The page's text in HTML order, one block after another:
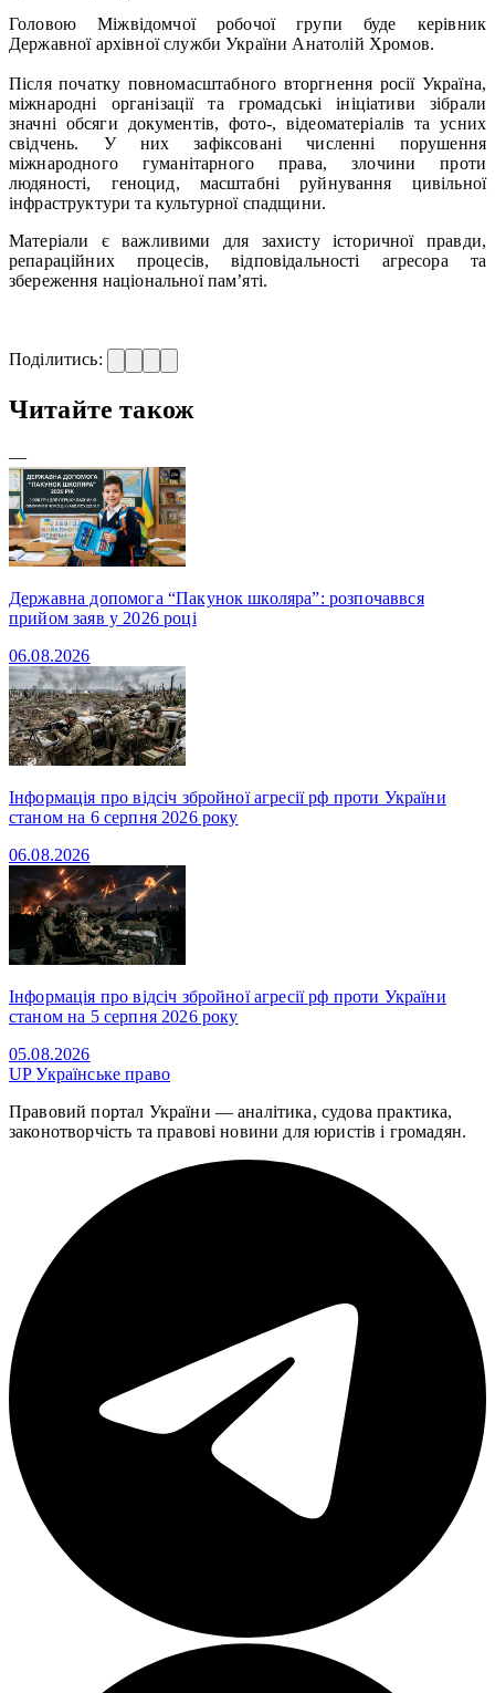
Головою Міжвідомчої робочої групи буде керівник
Державної архівної служби України Анатолій Хромов.
Після початку повномасштабного вторгнення росії Україна,
міжнародні організації та громадські ініціативи зібрали
значні обсяги документів, фото-, відеоматеріалів та усних
свідчень. У них зафіксовані численні порушення
міжнародного гуманітарного права, злочини проти
людяності, геноцид, масштабні руйнування цивільної
інфраструктури та культурної спадщини.
Матеріали є важливими для захисту історичної правди,
репараційних процесів, відповідальності агресора та
збереження національної пам’яті.
Поділитись:
Читайте також
—
Державна допомога “Пакунок школяра”: розпочаввся
прийом заяв у 2026 році
06.08.2026
Інформація про відсіч збройної агресії рф проти України
станом на 6 серпня 2026 року
06.08.2026
Інформація про відсіч збройної агресії рф проти України
станом на 5 серпня 2026 року
05.08.2026
UPУкраїнське право
Правовий портал України — аналітика, судова практика,
законотворчість та правові новини для юристів і громадян.